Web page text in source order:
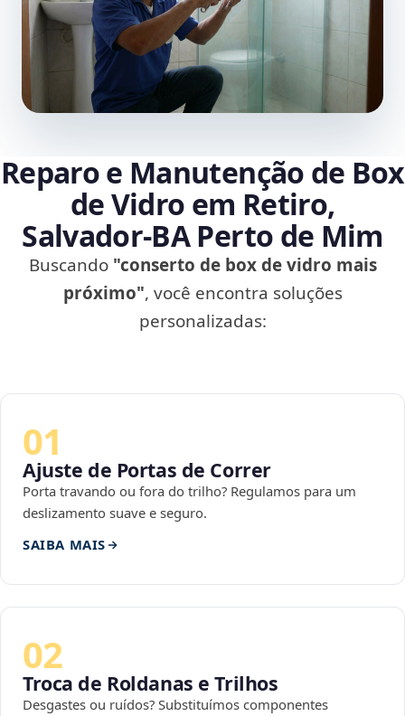
Reparo e Manutenção de Box
de Vidro em Retiro,
Salvador‑BA Perto de Mim
Buscando "conserto de box de vidro mais
próximo", você encontra soluções
personalizadas:
01
Ajuste de Portas de Correr
Porta travando ou fora do trilho? Regulamos para um
deslizamento suave e seguro.
SAIBA MAIS
02
Troca de Roldanas e Trilhos
Desgastes ou ruídos? Substituímos componentes